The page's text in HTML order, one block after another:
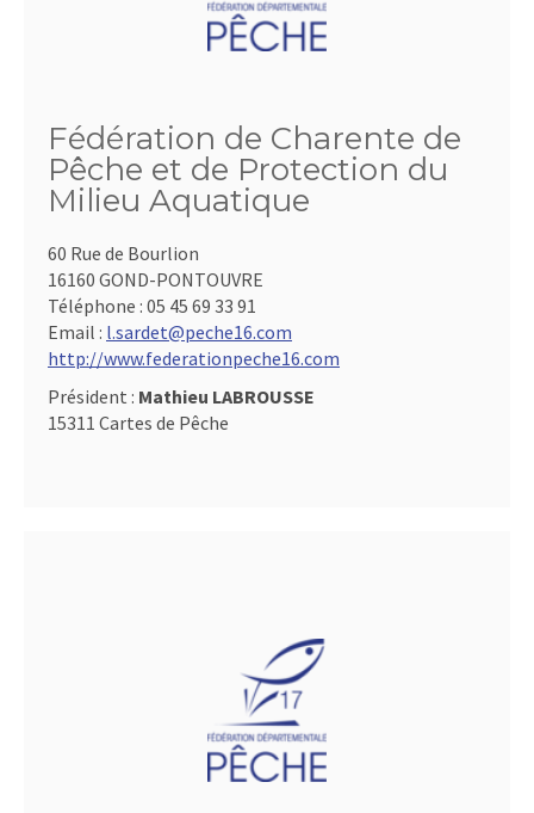
Fédération de Charente de
Pêche et de Protection du
Milieu Aquatique
60 Rue de Bourlion
16160 GOND-PONTOUVRE
Téléphone : 05 45 69 33 91
Email : l.sardet@peche16.com
http://www.federationpeche16.com
Président : Mathieu LABROUSSE
15311 Cartes de Pêche